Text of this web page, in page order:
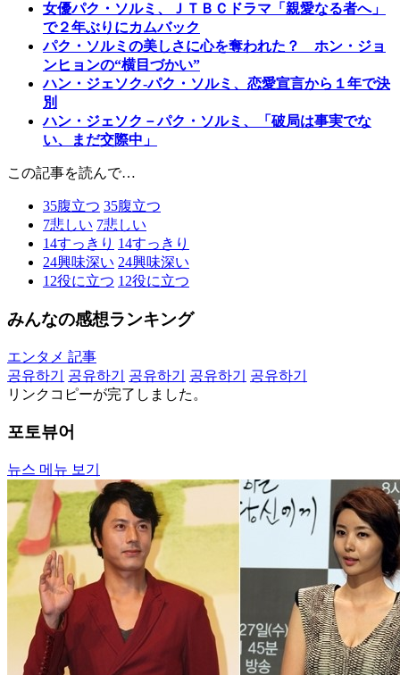
女優パク・ソルミ、ＪＴＢＣドラマ「親愛なる者へ」
で２年ぶりにカムバック
パク・ソルミの美しさに心を奪われた？ ホン・ジョ
ンヒョンの“横目づかい”
ハン・ジェソク‐パク・ソルミ、恋愛宣言から１年で決
別
ハン・ジェソク－パク・ソルミ、「破局は事実でな
い、まだ交際中」
この記事を読んで…
35腹立つ 35腹立つ
7悲しい 7悲しい
14すっきり 14すっきり
24興味深い 24興味深い
12役に立つ 12役に立つ
みんなの感想ランキング
エンタメ 記事
공유하기
공유하기 공유하기 공유하기
공유하기
リンクコピーが完了しました。
포토뷰어
뉴스 메뉴 보기